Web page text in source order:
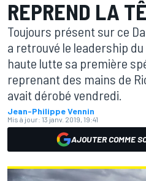
REPREND LA
Toujours présent sur ce
a retrouvé le leadership
haute lutte sa première
reprenant des mains de
avait dérobé vendredi.
Jean-Philippe Vennin
Mis à jour: 13 janv. 2019, 19:41
AJOUTER COMME